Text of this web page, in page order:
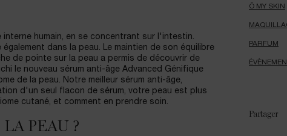
humain, en se concentrant sur l'intestin.
dans la peau. Le maintien de son équilibre
de pointe sur la peau a permis de découvrir de
le nouveau sérum anti-âge Advanced Génifique
de la peau. Notre meilleur sérum anti-âge,
d'un seul flacon de sérum, votre peau est plus
cutané, et comment en prendre soin.
PEAU ?
Ô MY SKIN
PARFUM
Partager